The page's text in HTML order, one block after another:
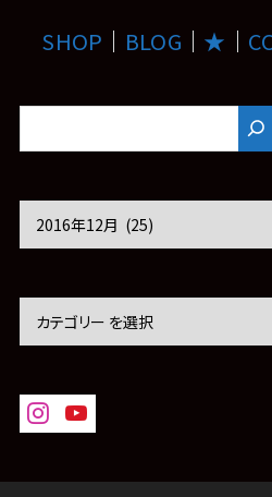
SHOP ｜ BLOG ｜ ★ ｜
カ
ブ